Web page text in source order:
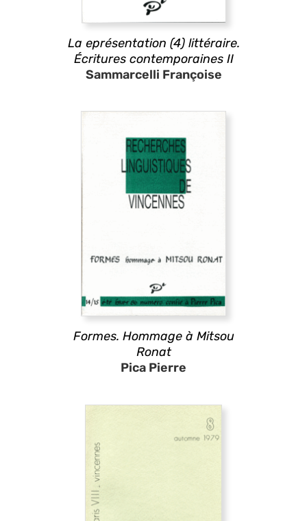
La eprésentation (4) littéraire.
Écritures contemporaines II
Sammarcelli Françoise
Formes. Hommage à Mitsou
Ronat
Pica Pierre